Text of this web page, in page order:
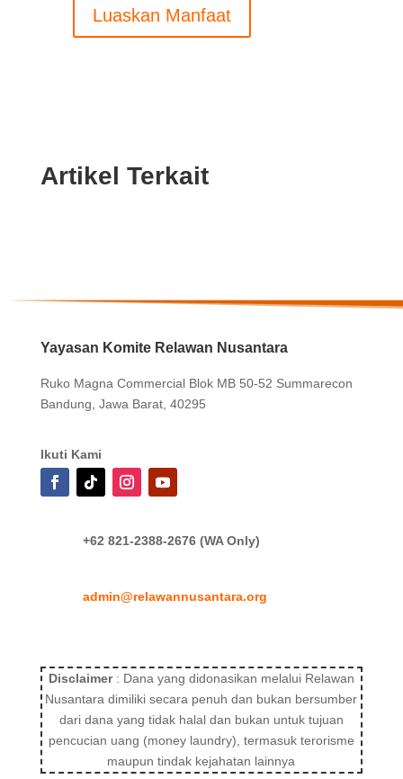
Luaskan Manfaat
Artikel Terkait
Yayasan Komite Relawan Nusantara
Ruko Magna Commercial Blok MB 50-52 Summarecon
Bandung, Jawa Barat, 40295
Ikuti Kami
+62 821-2388-2676 (WA Only)
admin@relawannusantara.org
Disclaimer: Dana yang didonasikan melalui Relawan
Nusantara dimiliki secara penuh dan bukan bersumber
dari dana yang tidak halal dan bukan untuk tujuan
pencucian uang (money laundry), termasuk terorisme
maupun tindak kejahatan lainnya